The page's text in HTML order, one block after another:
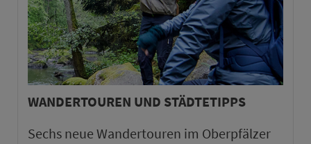
WANDERTOUREN UND STÄDTETIPPS
Sechs neue Wandertouren im Oberpfälzer